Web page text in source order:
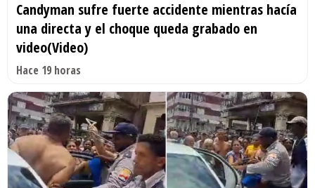
Candyman sufre fuerte accidente mientras hacía
una directa y el choque queda grabado en
video(Video)
Hace 19 horas